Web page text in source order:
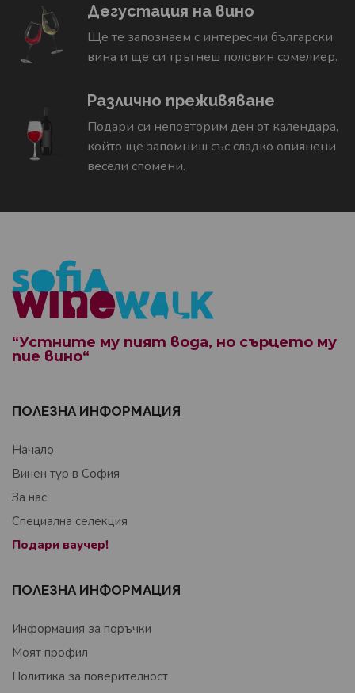
Дегустация на вино
Ще те запознаем с интересни български
вина и ще си тръгнеш половин сомелиер.
Различно преживяване
Подари си неповторим ден от календара,
който ще запомниш със сладко опиянени
весели спомени.
“Устните му пият вода, но сърцето му
пие вино“
ПОЛЕЗНА ИНФОРМАЦИЯ
Начало
Винен тур в София
За нас
Специална селекция
Подари ваучер!
ПОЛЕЗНА ИНФОРМАЦИЯ
Информация за поръчки
Моят профил
Политика за поверителност